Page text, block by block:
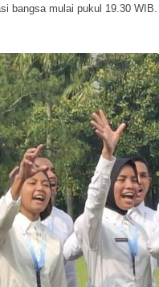
bangsa mulai pukul 19.30 WIB.